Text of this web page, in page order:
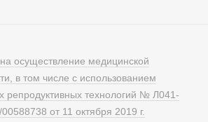
осуществление медицинской
в том числе с использованием
репродуктивных технологий № Л041-
от 11 октября 2019 г.